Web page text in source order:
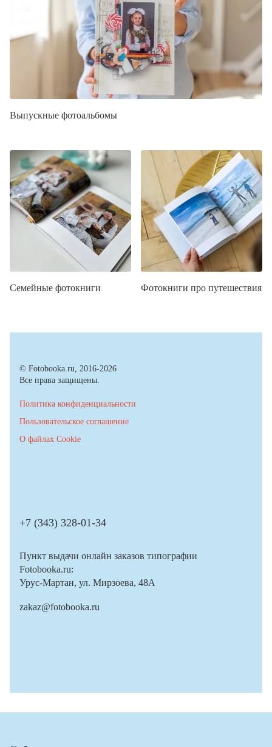
Выпускные фотоальбомы
Семейные фотокниги Фотокниги про путешествия
© Fotobooka.ru, 2016-2026
Все права защищены.
Политика конфиденциальности
Пользовательское соглашение
О файлах Cookie
+7 (343) 328-01-34
Пункт выдачи онлайн заказов типографии
Fotobooka.ru:
Урус-Мартан, ул. Мирзоева, 48А
zakaz@fotobooka.ru